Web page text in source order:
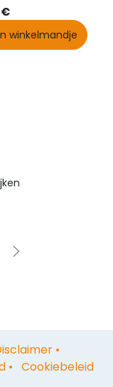
€
winkelmandje
•
• Cookiebeleid